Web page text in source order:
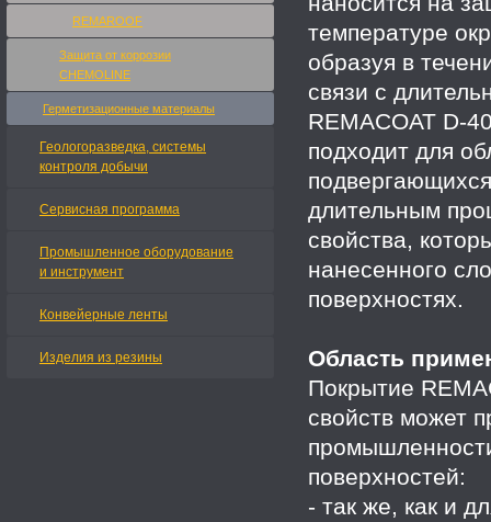
температуре
образуя в
связи с
REMACOAT D-
подходит для
длительным
свойства,
нанесенного
поверхностях.
Область
Покрытие
свойств может
поверхностей:
- так же, как и
REMAROOF
Защита от коррозии
CHEMOLINE
Герметизационные материалы
Геологоразведка, системы
контроля добычи
Сервисная программа
Промышленное оборудование
и инструмент
Конвейерные ленты
Изделия из резины